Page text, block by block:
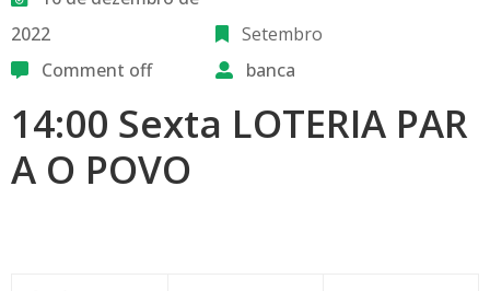
2022
Setembro
Comment off
banca
14:00 Sexta LOTERIA PAR
A O POVO